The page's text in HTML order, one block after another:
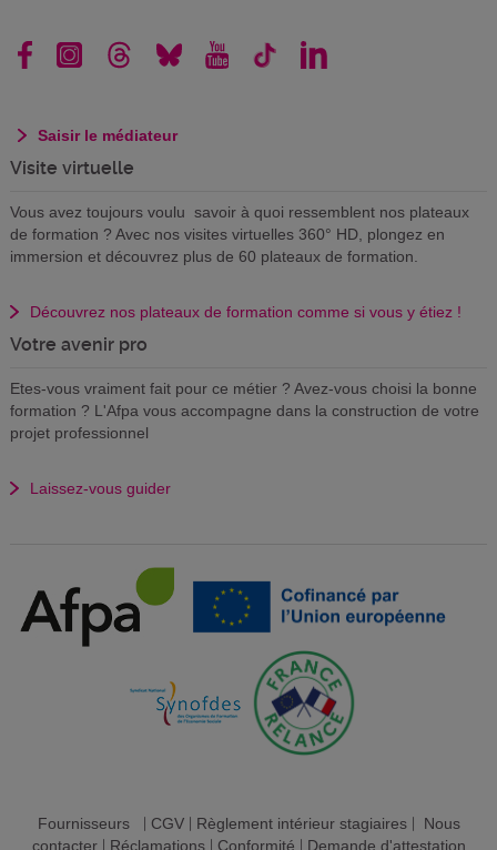
Saisir le médiateur
Visite virtuelle
Vous avez toujours voulu savoir à quoi ressemblent nos plateaux
de formation ? Avec nos visites virtuelles 360° HD, plongez en
immersion et découvrez plus de 60 plateaux de formation.
Découvrez nos plateaux de formation comme si vous y étiez !
Votre avenir pro
Etes-vous vraiment fait pour ce métier ? Avez-vous choisi la bonne
formation ? L'Afpa vous accompagne dans la construction de votre
projet professionnel
Laissez-vous guider
Fournisseurs| CGV| Règlement intérieur stagiaires| Nous
contacter| Réclamations| Conformité Demande d'attestation